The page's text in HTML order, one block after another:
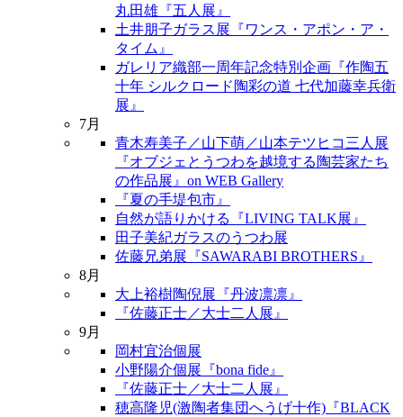
丸田雄『五人展』
土井朋子ガラス展『ワンス・アポン・ア・
タイム』
ガレリア織部一周年記念特別企画『作陶五
十年 シルクロード陶彩の道 七代加藤幸兵衛
展』
7月
青木寿美子／山下萌／山本テツヒコ三人展
『オブジェとうつわを越境する陶芸家たち
の作品展』on WEB Gallery
『夏の手堤包市』
自然が語りかける『LIVING TALK展』
田子美紀ガラスのうつわ展
佐藤兄弟展『SAWARABI BROTHERS』
8月
大上裕樹陶倪展『丹波凛凛』
『佐藤正士／大士二人展』
9月
岡村宜治個展
小野陽介個展『bona fide』
『佐藤正士／大士二人展』
穂高隆児(激陶者集団へうげ十作)『BLACK